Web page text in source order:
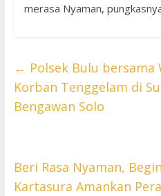
merasa Nyaman,
← Polsek Bulu bersama
Korban Tenggelam di
Bengawan Solo
Beri Rasa Nyaman,
Kartasura Amankan